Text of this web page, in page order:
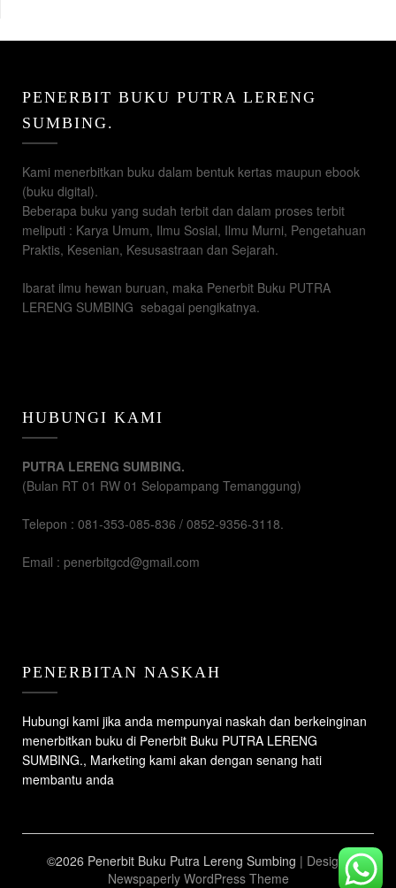
PENERBIT BUKU PUTRA LERENG
SUMBING.
Kami menerbitkan buku dalam bentuk kertas maupun ebook
(buku digital).
Beberapa buku yang sudah terbit dan dalam proses terbit
meliputi : Karya Umum, Ilmu Sosial, Ilmu Murni, Pengetahuan
Praktis, Kesenian, Kesusastraan dan Sejarah.
Ibarat ilmu hewan buruan, maka Penerbit Buku PUTRA
LERENG SUMBING sebagai pengikatnya.
HUBUNGI KAMI
PUTRA LERENG SUMBING.
(Bulan RT 01 RW 01 Selopampang Temanggung)
Telepon : 081-353-085-836 / 0852-9356-3118.
Email : penerbitgcd@gmail.com
PENERBITAN NASKAH
Hubungi kami jika anda mempunyai naskah dan berkeinginan
menerbitkan buku di Penerbit Buku PUTRA LERENG
SUMBING., Marketing kami akan dengan senang hati
membantu anda
©2026 Penerbit Buku Putra Lereng Sumbing | Design:
Newspaperly WordPress Theme